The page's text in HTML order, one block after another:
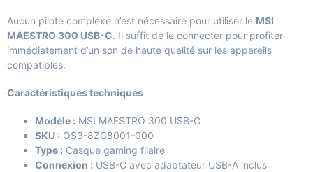
Aucun pilote complexe n’est nécessaire pour utiliser le MSI
MAESTRO 300 USB-C. Il suffit de le connecter pour profiter
immédiatement d’un son de haute qualité sur les appareils
compatibles.
Caractéristiques techniques
Modèle : MSI MAESTRO 300 USB-C
SKU : OS3-8ZC8001-000
Type : Casque gaming filaire
Connexion : USB-C avec adaptateur USB-A inclus